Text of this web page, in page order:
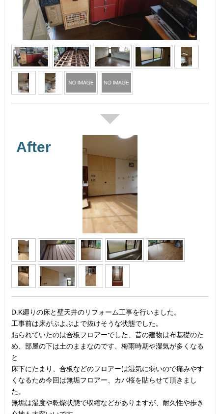
D.K廻りの床と壁天井のリフォーム工事を行いました。
工事前は床がぶよぶよで抜けそうな状態でした。
貼られていたのは合板フロアーでした、昔の建物は布基礎のた
め、部屋の下は土のままなのです、梅雨時期や湿気が多くなる
と
床下にたまり、合板などのフロアーは湿気に弱いので痛みやす
くなるため今回は無垢フロアー、カバ桜を貼らせて頂きまし
た。
無垢は湿度や乾燥状態で収縮などがありますが、耐久性や歩き